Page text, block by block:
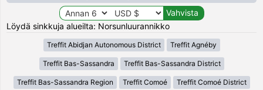
Löydä sinkkuja alueilta: Norsunluurannikko
Treffit Abidjan Autonomous District Treffit Agnéby
Treffit Bas-Sassandra Treffit Bas-Sassandra District
Treffit Bas-Sassandra Region Treffit Comoé Treffit Comoé District